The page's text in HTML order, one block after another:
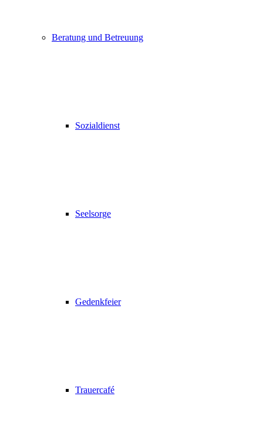
Beratung und Betreuung
Sozialdienst
Seelsorge
Gedenkfeier
Trauercafé